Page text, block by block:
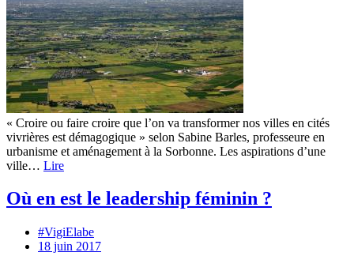
« Croire ou faire croire que l’on va transformer nos villes en cités
vivrières est démagogique » selon Sabine Barles, professeure en
urbanisme et aménagement à la Sorbonne. Les aspirations d’une
ville… Lire
Où en est le leadership féminin ?
#VigiElabe
18 juin 2017